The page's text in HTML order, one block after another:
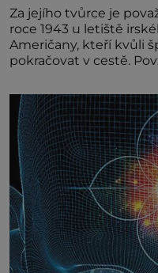
Za jejího tvůrce je
roce 1943 u letiště
Američany, kteří kvůli